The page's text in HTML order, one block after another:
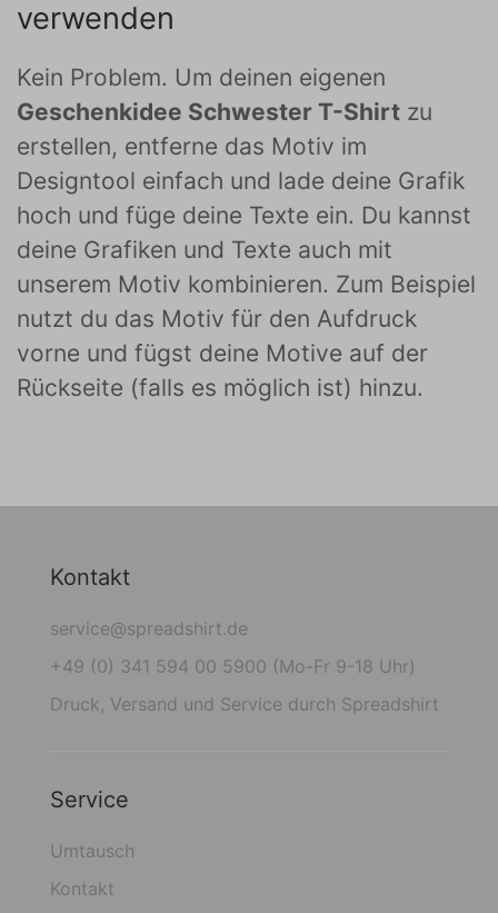
verwenden
Kein Problem. Um deinen eigenen
Geschenkidee Schwester T-Shirt zu
erstellen, entferne das Motiv im
Designtool einfach und lade deine Grafik
hoch und füge deine Texte ein. Du kannst
deine Grafiken und Texte auch mit
unserem Motiv kombinieren. Zum Beispiel
nutzt du das Motiv für den Aufdruck
vorne und fügst deine Motive auf der
Rückseite (falls es möglich ist) hinzu.
Kontakt
service@spreadshirt.de
+49 (0) 341 594 00 5900 (Mo-Fr 9-18 Uhr)
Druck, Versand und Service durch Spreadshirt
Service
Umtausch
Kontakt